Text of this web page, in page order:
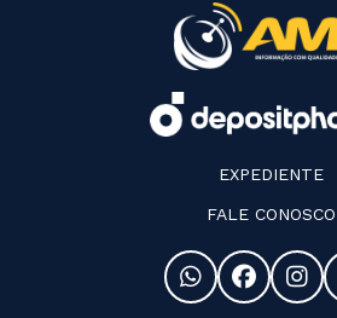
EXPEDIENTE
FALE CONOSCO